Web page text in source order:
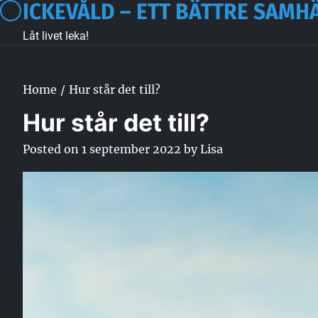
Skip
to
content
ICKEVÅLD – ETT BÄTTRE
Låt livet leka!
Home Hur står det till?
Hur står det till?
Posted on 1 september 2022 byLisa